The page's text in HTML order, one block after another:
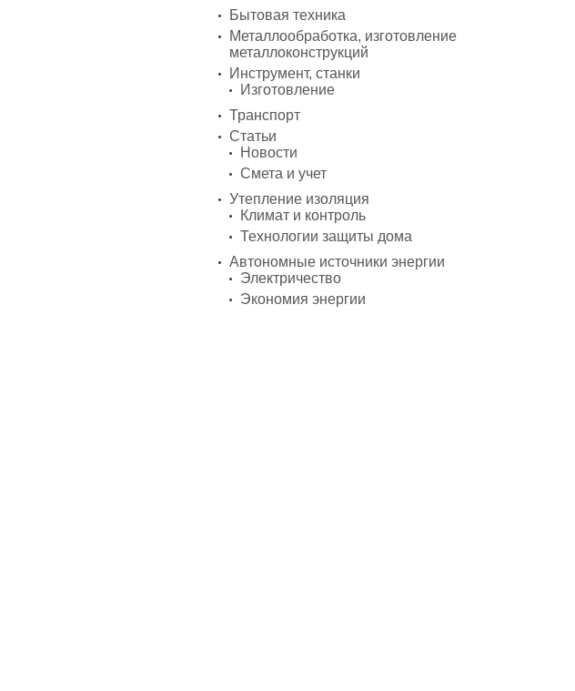
Бытовая техника
Металлообработка, изготовление
металлоконструкций
Инструмент, станки
Изготовление
Транспорт
Статьи
Новости
Смета и учет
Утепление изоляция
Климат и контроль
Технологии защиты дома
Автономные источники энергии
Электричество
Экономия энергии